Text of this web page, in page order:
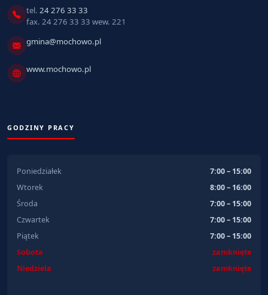
tel. 24 276 33 33
fax. 24 276 33 33 wew. 221
gmina@mochowo.pl
www.mochowo.pl
GODZINY PRACY
Poniedziałek
7:00 – 15:00
Wtorek
8:00 – 16:00
Środa
7:00 – 15:00
Czwartek
7:00 – 15:00
Piątek
7:00 – 15:00
Sobota
zamknięte
Niedziela
zamknięte